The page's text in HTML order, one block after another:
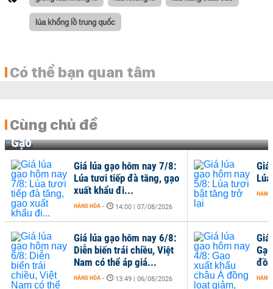
lúa khổng lồ trung quốc
Có thể bạn quan tâm
Cùng chủ đề
Gạo
Giá lúa gạo hôm nay 7/8:
Lúa tươi tiếp đà tăng, gạo
xuất khẩu đi...
HÀNG HÓA - 14:00 | 07/08/2026
Giá lúa gạo hôm nay 6/8:
Diễn biến trái chiều, Việt
Nam có thể áp giá...
HÀNG HÓA - 13:49 | 06/08/2026
HÀNG
HÀNG